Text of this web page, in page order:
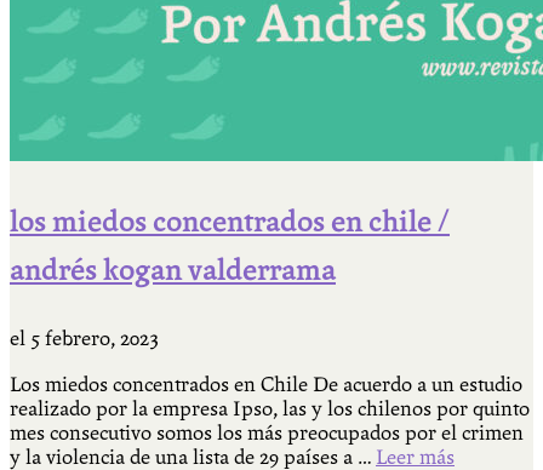
los miedos concentrados en chile /
andrés kogan valderrama
el 5 febrero, 2023
Los miedos concentrados en Chile De acuerdo a un estudio
realizado por la empresa Ipso, las y los chilenos por quinto
mes consecutivo somos los más preocupados por el crimen
y la violencia de una lista de 29 países a … Leer más